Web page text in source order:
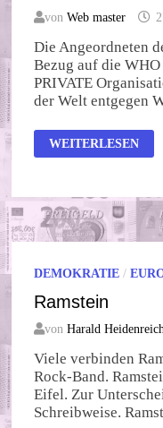
vonWeb master
Die Angeordneten
Bezug auf die
PRIVATE
der Welt entgegen
WHO
–
WEITERLESEN
DEMOKRATIE /
Ramstein
vonHarald
Viele verbinden
Rock-Band.
Eifel. Zur
Schreibweise.